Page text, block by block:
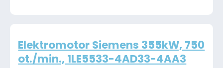
Elektromotor Siemens 355kW, 750
ot./min., 1LE5533-4AD33-4AA3